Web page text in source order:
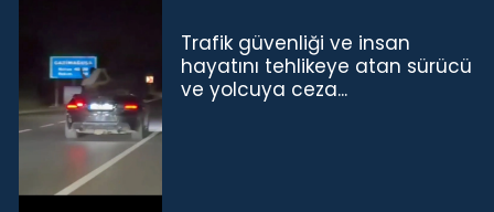
Trafik güvenliği ve insan
hayatını tehlikeye atan sürücü
ve yolcuya ceza...